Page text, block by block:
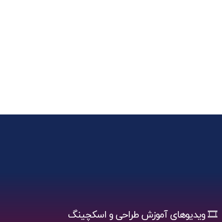
🎞️ ویدیوهای آموزش طراحی و اسکچینگ